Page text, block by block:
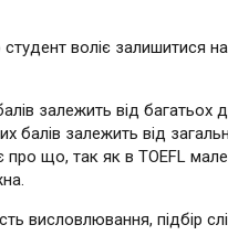
воліє залишитися
залежить від багатьох
балів залежить від
що, так як в TOEFL
висловлювання, підбір